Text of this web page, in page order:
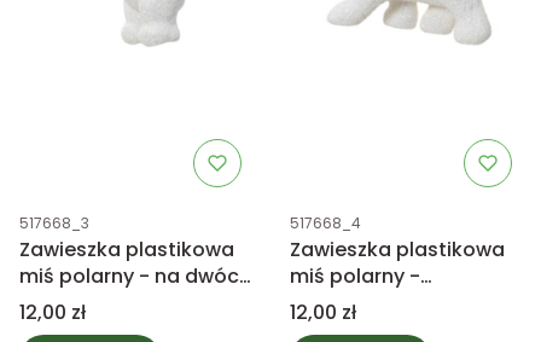
Kod produktu
517668_3
Zawieszka plastikowa
miś polarny - na dwóch
łapach 6cm
Cena
12,00 zł
Kod produktu
517668_4
Zawieszka plastikowa
miś polarny -
spacerujący 6cm
Cena
12,00 zł